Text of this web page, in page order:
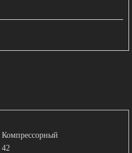
Компрессорный
42